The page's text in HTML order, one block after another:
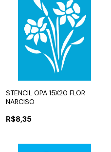
STENCIL OPA 15X20 FLOR
NARCISO
R$8,35